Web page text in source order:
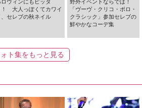
ロウィンにもピッタ
！ 大人っぽくてカワイ
、セレブの秋ネイル
野外イベントならでは！
「ヴーヴ・クリコ・ポロ・
クラシック」参加セレブの
鮮やかなコーデ集
ト集をもっと見る